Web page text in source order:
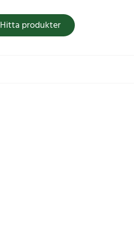
Hitta produkter